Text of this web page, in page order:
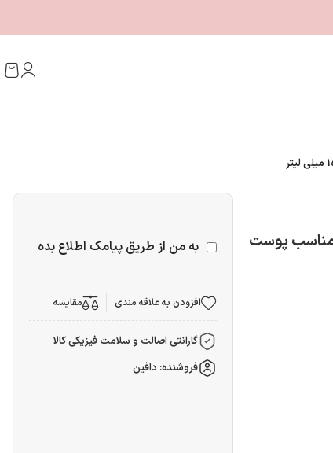
مناسب پوست به من از طریق پیامک اطلاع بده
افزودن به علاقه مندی مقایسه
گارانتی اصالت و سلامت فیزیکی کالا
فروشنده: دافین